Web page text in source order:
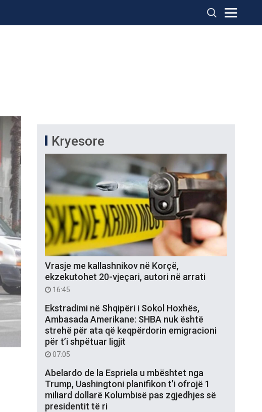
Kryesore
Vrasje me kallashnikov në Korçë,
ekzekutohet 20-vjeçari, autori në arrati
16:45
Ekstradimi në Shqipëri i Sokol Hoxhës,
Ambasada Amerikane: SHBA nuk është
strehë për ata që keqpërdorin emigracioni
për t’i shpëtuar ligjit
07:05
Abelardo de la Espriela u mbështet nga
Trump, Uashingtoni planifikon t’i ofrojë 1
miliard dollarë Kolumbisë pas zgjedhjes së
presidentit të ri